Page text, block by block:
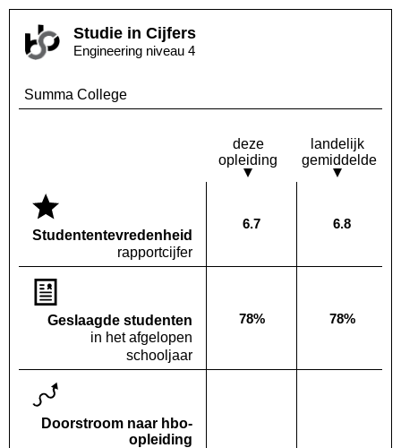
Studie in Cijfers
Engineering niveau 4
Summa College
deze
opleiding
landelijk
gemiddelde
Studenten­tevredenheid
rapportcijfer
Deze opleiding:
6.7 Landelijk
6.8
Geslaagde studenten
in het afgelopen
schooljaar
Deze opleiding:
78% Landelijk
78%
Doorstroom naar hbo-
opleiding